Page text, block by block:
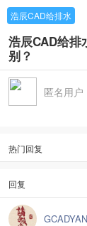
浩辰CAD给排水
浩辰CAD给排
别？
匿名用户
热门回复
回复